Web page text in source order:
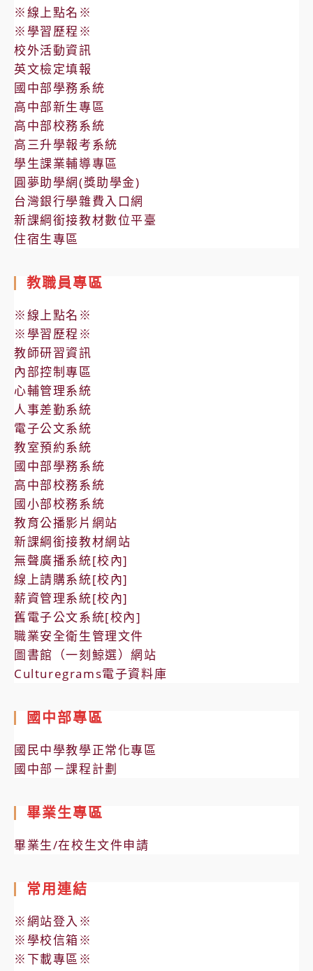
※線上點名※
※學習歷程※
校外活動資訊
英文檢定填報
國中部學務系統
高中部新生專區
高中部校務系統
高三升學報考系統
學生課業輔導專區
圓夢助學網(獎助學金)
台灣銀行學雜費入口網
新課綱銜接教材數位平臺
住宿生專區
教職員專區
※線上點名※
※學習歷程※
教師研習資訊
內部控制專區
心輔管理系統
人事差勤系統
電子公文系統
教室預約系統
國中部學務系統
高中部校務系統
國小部校務系統
教育公播影片網站
新課綱銜接教材網站
無聲廣播系統[校內]
線上請購系統[校內]
薪資管理系統[校內]
舊電子公文系統[校內]
職業安全衛生管理文件
圖書館（一刻鯨選）網站
Culturegrams電子資料庫
國中部專區
國民中學教學正常化專區
國中部－課程計劃
畢業生專區
畢業生/在校生文件申請
常用連結
※網站登入※
※學校信箱※
※下載專區※